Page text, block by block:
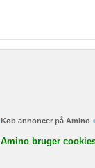
Køb annoncer på Amino
Amino bruger